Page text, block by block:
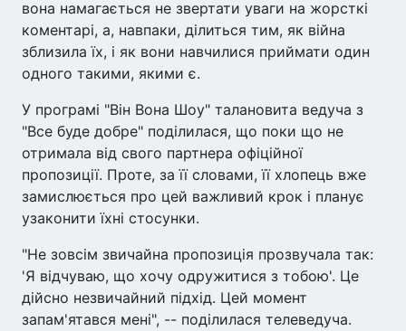
вона намагається не звертати уваги на жорсткі
коментарі, а, навпаки, ділиться тим, як війна
зблизила їх, і як вони навчилися приймати один
одного такими, якими є.
У програмі "Він Вона Шоу" талановита ведуча з
"Все буде добре" поділилася, що поки що не
отримала від свого партнера офіційної
пропозиції. Проте, за її словами, її хлопець вже
замислюється про цей важливий крок і планує
узаконити їхні стосунки.
"Не зовсім звичайна пропозиція прозвучала так:
'Я відчуваю, що хочу одружитися з тобою'. Це
дійсно незвичайний підхід. Цей момент
запам'ятався мені", -- поділилася телеведуча.